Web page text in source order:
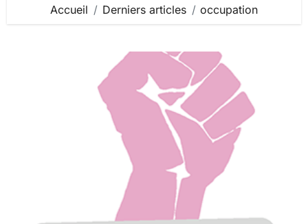
Accueil Derniers articles occupation